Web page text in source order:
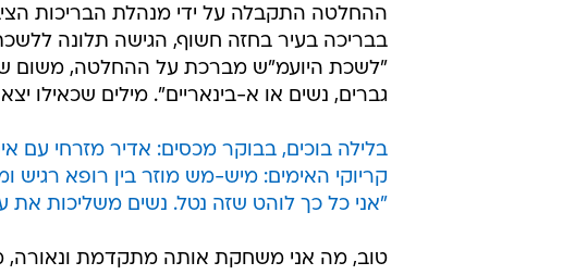
ההחלטה התקבלה על ידי מנהלת הבריכות
בבריכה בעיר בחזה חשוף, הגישה תלונה
"לשכת היועמ"ש מברכת על ההחלטה, משום
גברים, נשים או א-בינאריים". מילים שכאילו
בלילה בוכים, בבוקר מכסים: אדיר מזרחי עם
קריוקי האימים: מיש-מש מוזר בין רופא רגיש
"אני כל כך לוהט שזה נטל. נשים משליכות את
טוב, מה אני משחקת אותה מתקדמת